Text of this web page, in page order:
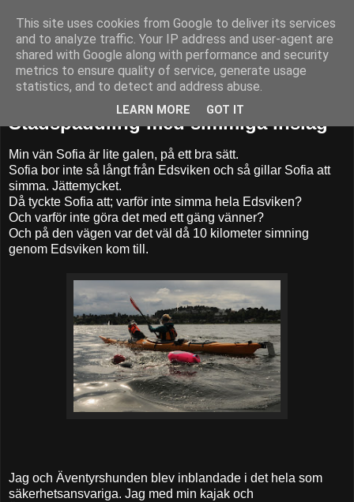
52adventures
Stadspaddling med simmiga inslag
Min vän Sofia är lite galen, på ett bra sätt.
Sofia bor inte så långt från Edsviken och så gillar Sofia att
simma. Jättemycket.
Då tyckte Sofia att; varför inte simma hela Edsviken?
Och varför inte göra det med ett gäng vänner?
Och på den vägen var det väl då 10 kilometer simning
genom Edsviken kom till.
Jag och Äventyrshunden blev inblandade i det hela som
säkerhetsansvariga. Jag med min kajak och
This site uses cookies from Google to deliver its services
and to analyze traffic. Your IP address and user-agent are
shared with Google along with performance and security
metrics to ensure quality of service, generate usage
statistics, and to detect and address abuse.
LEARN MORE GOT IT